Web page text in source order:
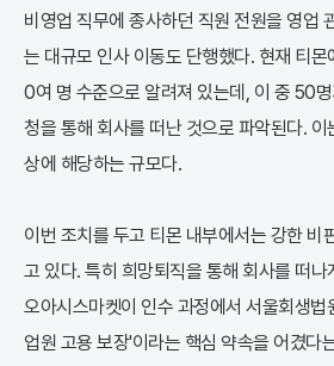
비영업 직무에 종사하던 직원 전원을 영업
는 대규모 인사 이동도 단행했다. 현재 티
0여 명 수준으로 알려져 있는데, 이 중 50
청을 통해 회사를 떠난 것으로 파악된다. 이
상에 해당하는 규모다.
이번 조치를 두고 티몬 내부에서는 강한 비
고 있다. 특히 희망퇴직을 통해 회사를 떠
오아시스마켓이 인수 과정에서 서울회생법
업원 고용 보장'이라는 핵심 약속을 어겼다